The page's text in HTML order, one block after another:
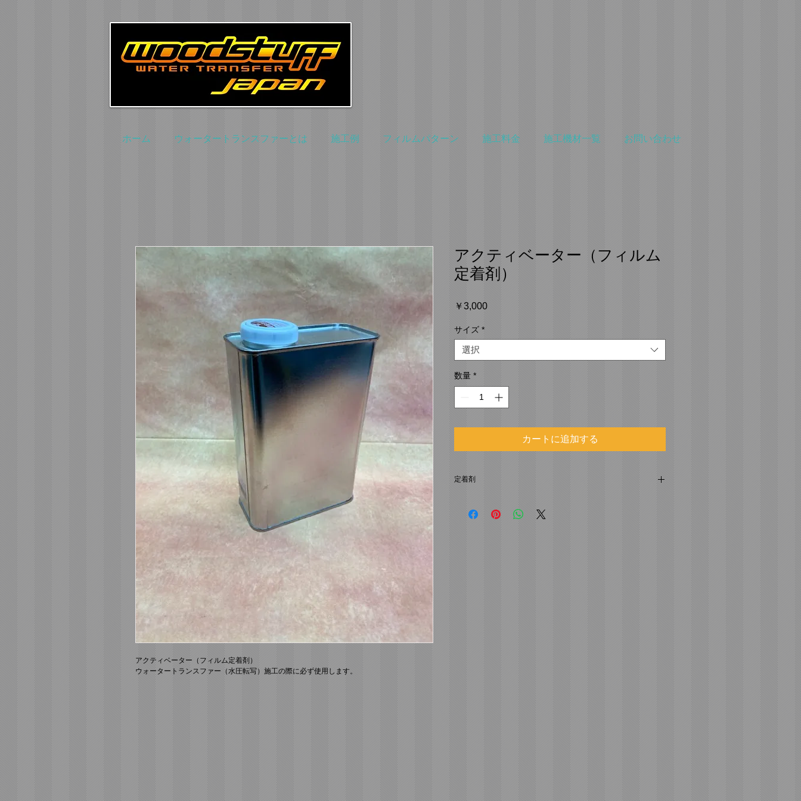
ホーム ウォータートランスファーとは 施工例 フィルムパターン 施工料金 施工機材一覧 お問い合わせ
アクティベーター（フィルム定着剤）
ウォータートランスファー（水圧転写）施工の際に必ず使用します。
アクティベーター（フィルム
定着剤）
￥3,000価
格
サイズ *
選択
数量 *
カートに追加する
定着剤
ウォータートランスファー（水圧転写）施工の際の必需
品です。